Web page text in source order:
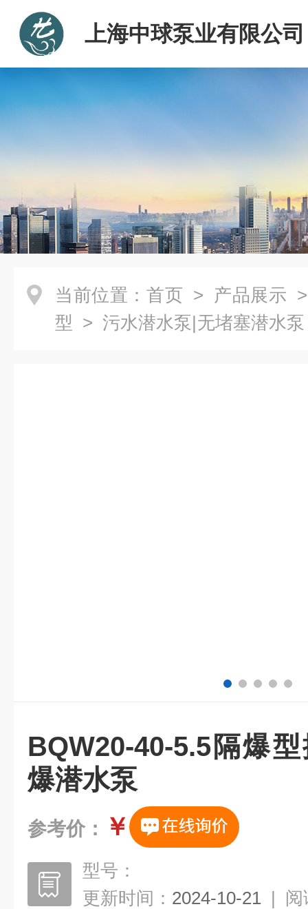
上海中球泵业有限公司
当前位置： 首页 > 产品展示
型 > 污水潜水泵|无堵塞潜水泵
BQW20-40-5.5隔爆
爆潜水泵
参考价： ￥
型号：
更新时间： 2024-10-21 | 阅